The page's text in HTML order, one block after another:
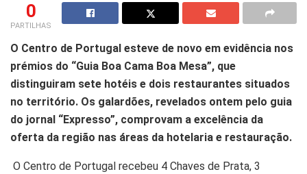
0
PARTILHAS
O Centro de Portugal esteve de novo em evidência nos
prémios do “Guia Boa Cama Boa Mesa”, que
distinguiram sete hotéis e dois restaurantes situados
no território. Os galardões, revelados ontem pelo guia
do jornal “Expresso”, comprovam a excelência da
oferta da região nas áreas da hotelaria e restauração.
O Centro de Portugal recebeu 4 Chaves de Prata, 3